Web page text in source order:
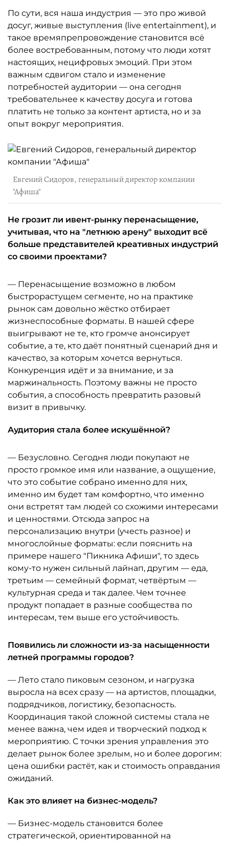
По сути, вся наша индустрия — это про живой
досуг, живые выступления (live entertainment), и
такое времяпрепровождение становится всё
более востребованным, потому что люди хотят
настоящих, нецифровых эмоций. При этом
важным сдвигом стало и изменение
потребностей аудитории — она сегодня
требовательнее к качеству досуга и готова
платить не только за контент артиста, но и за
опыт вокруг мероприятия.
Евгений Сидоров, генеральный директор компании
"Афиша"
Не грозит ли ивент-рынку перенасыщение,
учитывая, что на "летнюю арену" выходит всё
больше представителей креативных индустрий
со своими проектами?
— Перенасыщение возможно в любом
быстрорастущем сегменте, но на практике
рынок сам довольно жёстко отбирает
жизнеспособные форматы. В нашей сфере
выигрывают не те, кто громче анонсирует
событие, а те, кто даёт понятный сценарий дня и
качество, за которым хочется вернуться.
Конкуренция идёт и за внимание, и за
маржинальность. Поэтому важны не просто
события, а способность превратить разовый
визит в привычку.
Аудитория стала более искушённой?
— Безусловно. Сегодня люди покупают не
просто громкое имя или название, а ощущение,
что это событие собрано именно для них,
именно им будет там комфортно, что именно
они встретят там людей со схожими интересами
и ценностями. Отсюда запрос на
персонализацию внутри (учесть разное) и
многослойные форматы: если пояснить на
примере нашего "Пикника Афиши", то здесь
кому-то нужен сильный лайнап, другим — еда,
третьим — семейный формат, четвёртым —
культурная среда и так далее. Чем точнее
продукт попадает в разные сообщества по
интересам, тем выше его устойчивость.
Появились ли сложности из-за насыщенности
летней программы городов?
— Лето стало пиковым сезоном, и нагрузка
выросла на всех сразу — на артистов, площадки,
подрядчиков, логистику, безопасность.
Координация такой сложной системы стала не
менее важна, чем идея и творческий подход к
мероприятию. С точки зрения управления это
делает рынок более зрелым, но и более дорогим:
цена ошибки растёт, как и стоимость оправдания
ожиданий.
Как это влияет на бизнес-модель?
— Бизнес-модель становится более
стратегической, ориентированной на